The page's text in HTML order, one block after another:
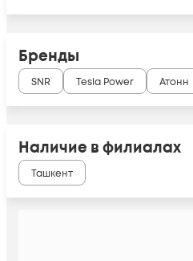
Бренды
SNR Tesla Power Атонн
Наличие в филиалах
Ташкент